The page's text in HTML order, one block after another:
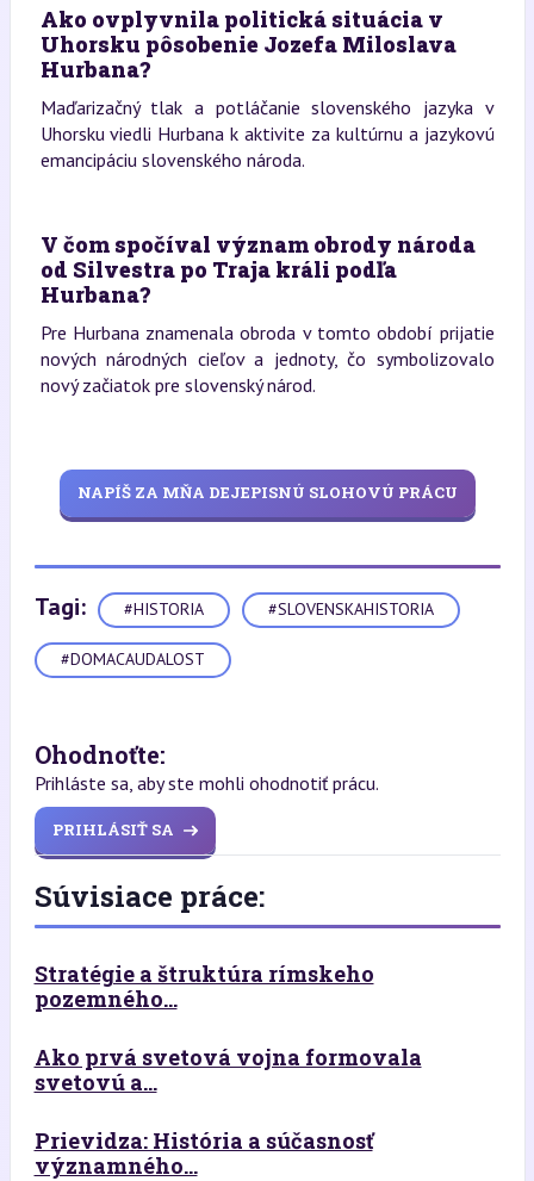
Ako ovplyvnila politická situácia v
Uhorsku pôsobenie Jozefa Miloslava
Hurbana?
Maďarizačný tlak a potláčanie slovenského jazyka v
Uhorsku viedli Hurbana k aktivite za kultúrnu a jazykovú
emancipáciu slovenského národa.
V čom spočíval význam obrody národa
od Silvestra po Traja králi podľa
Hurbana?
Pre Hurbana znamenala obroda v tomto období prijatie
nových národných cieľov a jednoty, čo symbolizovalo
nový začiatok pre slovenský národ.
NAPÍŠ ZA MŇA DEJEPISNÚ SLOHOVÚ PRÁCU
Tagi: #HISTORIA #SLOVENSKAHISTORIA
#DOMACAUDALOST
Ohodnoťte:
Prihláste sa, aby ste mohli ohodnotiť prácu.
PRIHLÁSIŤ SA
Súvisiace práce:
Stratégie a štruktúra rímskeho
pozemného...
Ako prvá svetová vojna formovala
svetovú a...
Prievidza: História a súčasnosť
významného...